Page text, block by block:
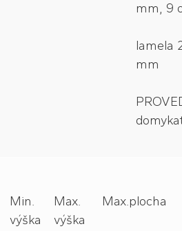
mm, 9
lamela
mm
Min.
výška
Max.
výška
Max.plocha